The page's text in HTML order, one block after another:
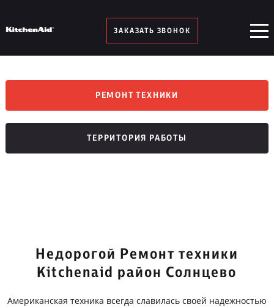
ЗАКАЗАТЬ ЗВОНОК
РЕМОНТ ТЕХНИКИ
ТЕРРИТОРИЯ РАБОТЫ
Недорогой Ремонт техники
Kitchenaid район Солнцево
Американская техника всегда славилась своей надежностью